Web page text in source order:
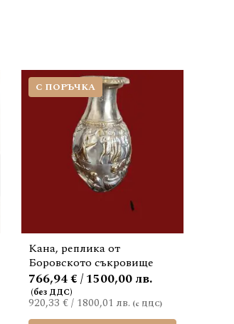
С ПОРЪЧКА
Кана, реплика от
Боровското съкровище
920,33 €/ 1800,01 лв.
766,94 € / 1500,00 лв.